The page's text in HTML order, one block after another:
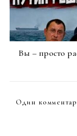
Вы – просто
Один